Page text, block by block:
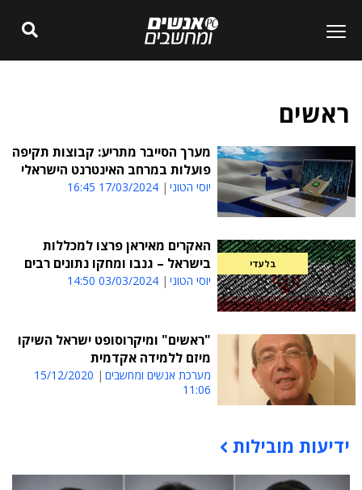
ראשים
מערך הסייבר מתריע: קבוצות תקיפה
פועלות במרחב האינטרנט הישראלי
יוסי הטוני 17/03/2024 16:45
בלעדי
האקרים מאיראן פרצו למכללות
בישראל – גנבו ומחקו נתונים רבים
יוסי הטוני 03/03/2024 14:50
"ראשים" ומיקרוסופט ישראל השיקו
מיזם ללמידה אקדמית
מערכת אנשים ומחשבים
15/12/2020
11:06
תוכן פרסומי
ידיעות מובילות